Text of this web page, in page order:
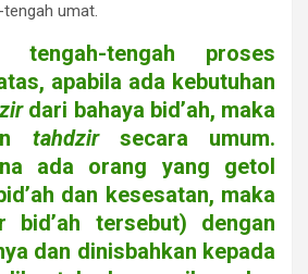
umat.
tengah-tengah proses
apabila ada kebutuhan
dari bahaya bid’ah, maka
tahdzirsecara umum.
ada orang yang getol
dan kesesatan, maka
bid’ah tersebut) dengan
dan dinisbahkan kepada